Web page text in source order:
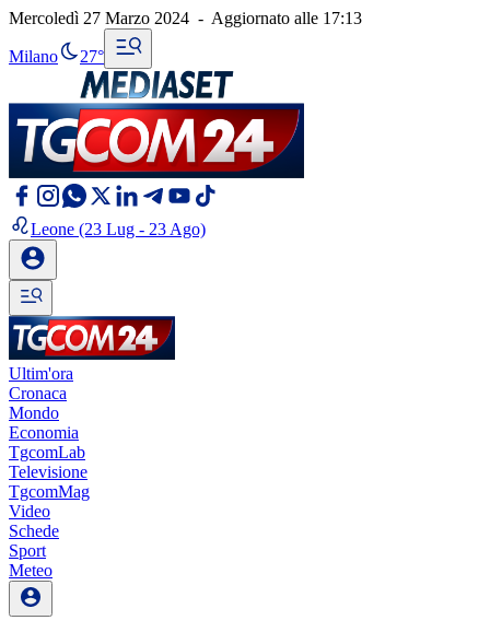
Mercoledì 27 Marzo 2024 - Aggiornato alle 17:13
Milano 27°
Leone (23 Lug - 23 Ago)
Ultim'ora
Cronaca
Mondo
Economia
TgcomLab
Televisione
TgcomMag
Video
Schede
Sport
Meteo